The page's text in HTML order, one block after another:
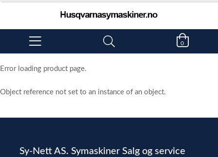
0
Error loading product page.
Object reference not set to an instance of an object.
Sy-Nett AS. Symaskiner Salg og service